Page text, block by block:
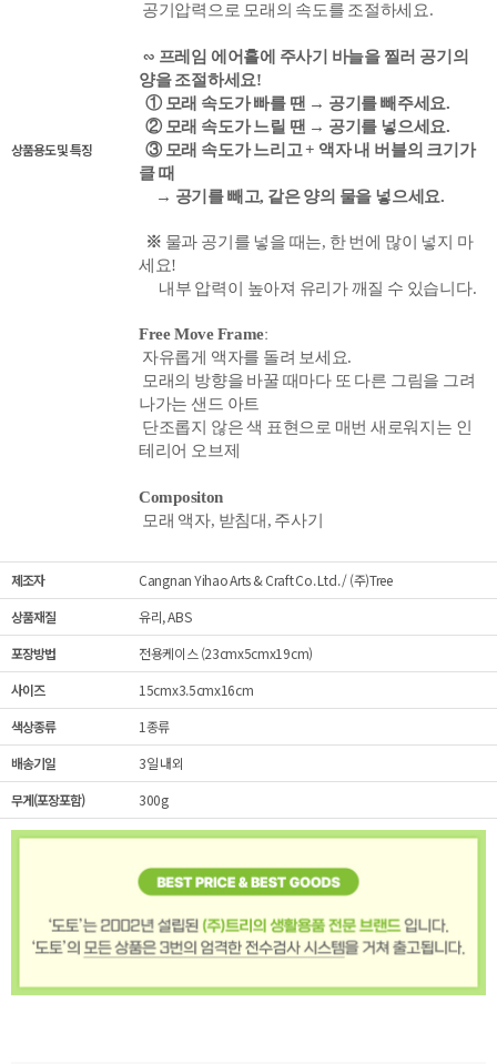
상품용도 및 특징
공기압력으로 모래의 속도를 조절하세요.
∽ 프레임 에어홀에 주사기 바늘을 찔러 공기의
양을 조절하세요!
① 모래 속도가 빠를 땐 → 공기를 빼주세요.
② 모래 속도가 느릴 땐 → 공기를 넣으세요.
③ 모래 속도가 느리고 + 액자 내 버블의 크기가
클 때
→ 공기를 빼고, 같은 양의 물을 넣으세요.
※ 물과 공기를 넣을 때는, 한 번에 많이 넣지 마
세요!
내부 압력이 높아져 유리가 깨질 수 있습니다.
Free Move Frameː
자유롭게 액자를 돌려 보세요.
모래의 방향을 바꿀 때마다 또 다른 그림을 그려
나가는 샌드 아트
단조롭지 않은 색 표현으로 매번 새로워지는 인
테리어 오브제
Compositon
모래 액자, 받침대, 주사기
제조자
Cangnan Yihao Arts & Craft Co. Ltd. / (주)Tree
상품재질
유리, ABS
포장방법
전용케이스 (23cmx5cmx19cm)
사이즈
15cmx3.5cmx16cm
색상종류
1종류
배송기일
3일 내외
무게(포장포함)
300g